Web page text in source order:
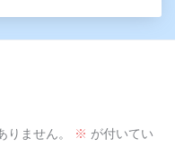
ません。 ※ が付いてい